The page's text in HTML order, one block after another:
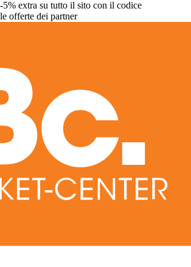
extra su tutto il sito con il codice
offerte dei partner